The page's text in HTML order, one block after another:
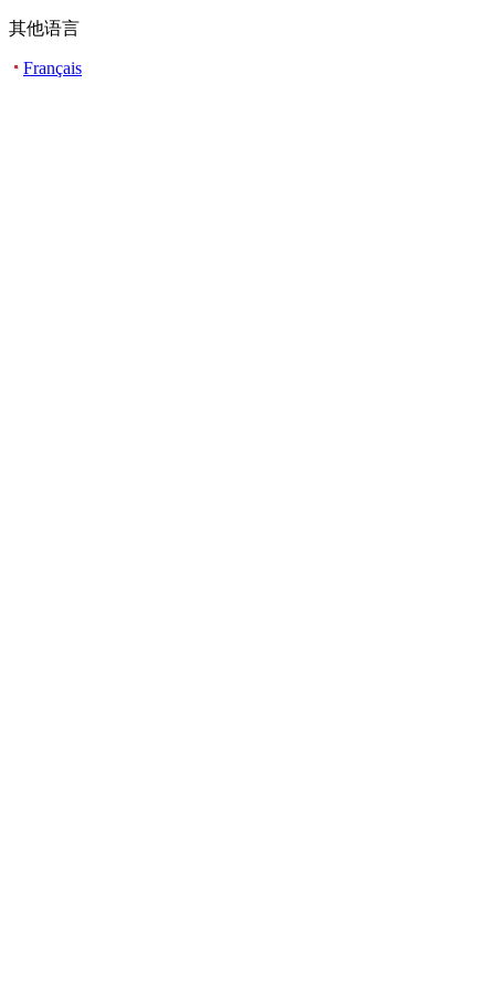
其他语言
Français